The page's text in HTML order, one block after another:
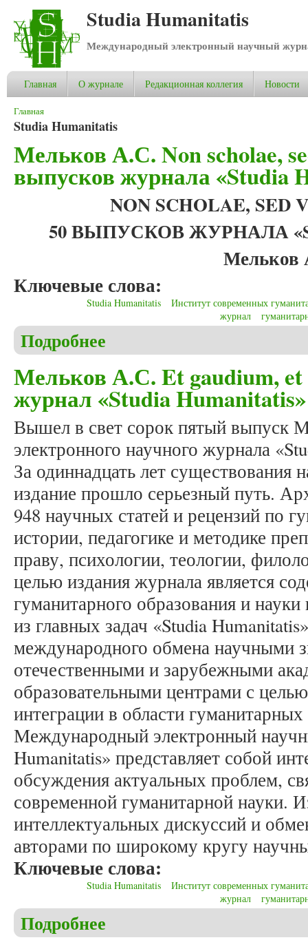
Studia Humanitatis
Международный электронный научный
Главная О журнале Редакционная коллегия Новости
Вы здесь
Главная
Studia Humanitatis
Мельков А.С. Non scholae,
выпусков журнала «Studia
NON SCHOLAE, SED
50 ВЫПУСКОВ ЖУРНАЛА
Мельков
Ключевые слова:
Studia Humanitatis
Институт современных
журнал
Подробнее
Мельков А.С. Et gaudium,
журнал «Studia
Вышел в свет сорок пятый выпуск
электронного научного журнала
За одиннадцать лет существования
издание прошло серьезный путь.
948 научных статей и рецензий по
истории, педагогике и методике
праву, психологии, теологии,
целью издания журнала является
гуманитарного образования и
из главных задач «Studia
международного обмена научными
отечественными и зарубежными
образовательными центрами с
интеграции в области
Международный электронный
Humanitatis» представляет собой
обсуждения актуальных проблем,
современной гуманитарной науки.
интеллектуальных дискуссий и
авторами по широкому кругу
Ключевые слова:
Studia Humanitatis
Институт современных
журнал
Подробнее